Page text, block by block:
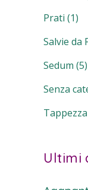
Prati (1)
Salvie da
Sedum (5)
Senza
Ultimi